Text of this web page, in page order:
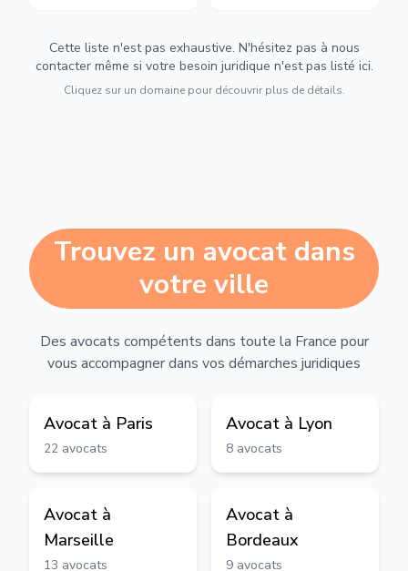
Cette liste n'est pas exhaustive. N'hésitez pas à nous
contacter même si votre besoin juridique n'est pas listé ici.
Cliquez sur un domaine pour découvrir plus de détails.
Trouvez un avocat dans
votre ville
Des avocats compétents dans toute la France pour
vous accompagner dans vos démarches juridiques
Avocat à Paris
22 avocats
Avocat à Lyon
8 avocats
Avocat à
Marseille
13 avocats
Avocat à
Bordeaux
9 avocats